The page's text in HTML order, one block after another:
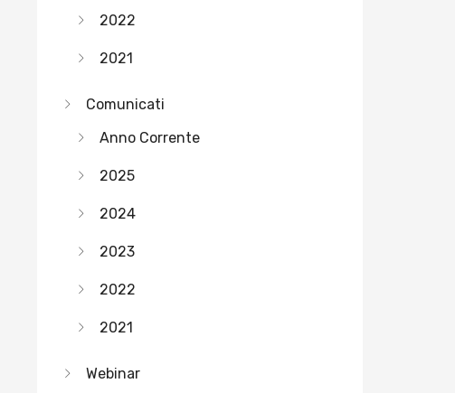
2022
2021
Comunicati
Anno Corrente
2025
2024
2023
2022
2021
Webinar